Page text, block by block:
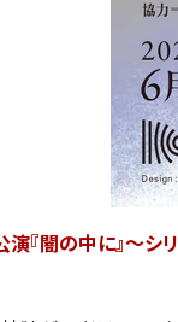
『闇の中に』～シ